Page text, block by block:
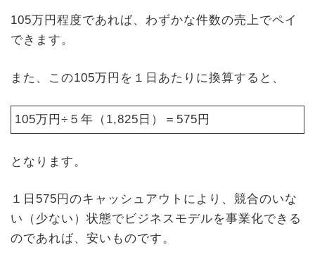
105万円程度であれば、わずかな件数の売上でペイ
できます。
また、この105万円を１日あたりに換算すると、
105万円÷５年（1,825日）＝575円
となります。
１日575円のキャッシュアウトにより、競合のいな
い（少ない）状態でビジネスモデルを事業化できる
のであれば、安いものです。